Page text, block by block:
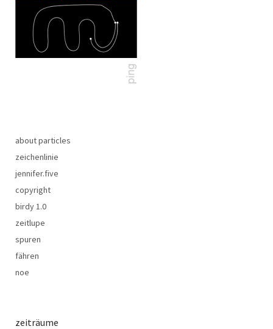
about particles
zeichenlinie
jennifer.five
copyright
birdy 1.0
zeitlupe
spuren
fähren
noe
zeiträume